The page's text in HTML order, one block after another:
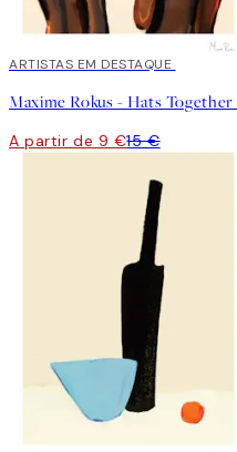
40%*
ARTISTAS EM DESTAQUE
A partir de 9 €15 €